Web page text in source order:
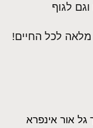
לגוף
מלאה לכל החיים!
ואורך גל אור אינפרא